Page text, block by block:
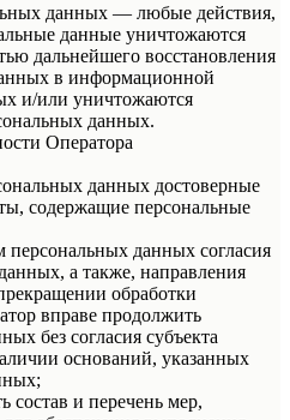
данных — любые действия,
данные уничтожаются
дальнейшего восстановления
в информационной
и/или уничтожаются
данных.
Оператора
данных достоверные
содержащие персональные
персональных данных согласия
а также, направления
обработки
вправе продолжить
без согласия субъекта
оснований, указанных
состав и перечень мер,